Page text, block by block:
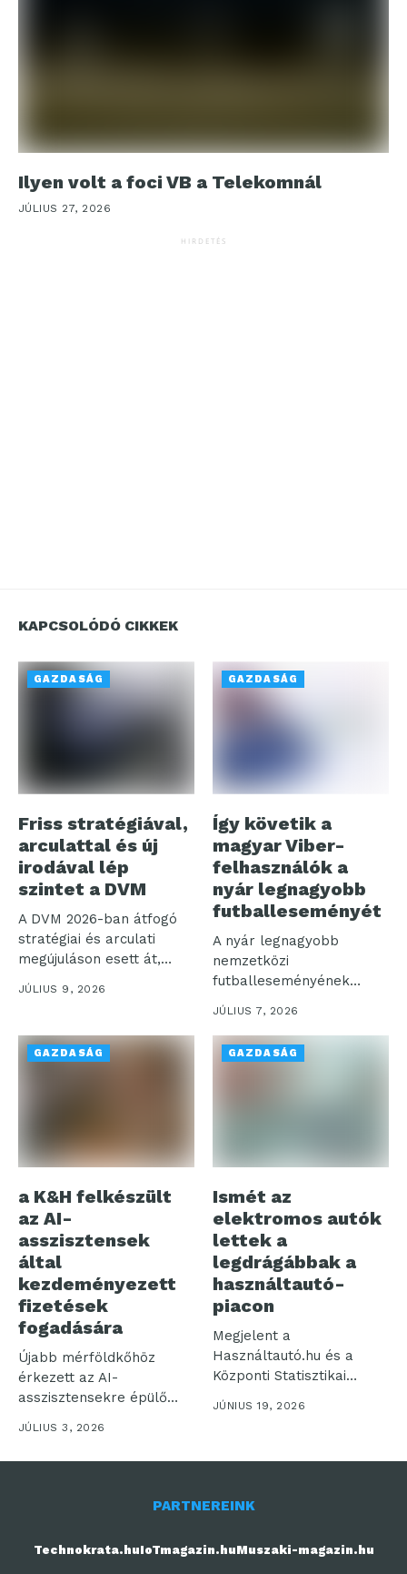
Ilyen volt a foci VB a Telekomnál
JÚLIUS 27, 2026
HIRDETÉS
KAPCSOLÓDÓ CIKKEK
GAZDASÁG
Friss stratégiával,
arculattal és új
irodával lép
szintet a DVM
A DVM 2026-ban átfogó
stratégiai és arculati
megújuláson esett át,
egyidejűleg a...
JÚLIUS 9, 2026
GAZDASÁG
Így követik a
magyar Viber-
felhasználók a
nyár legnagyobb
futballeseményét
A nyár legnagyobb
nemzetközi
futballeseményének
kapcsán a Rakuten Viber
a hivatalos magyar...
JÚLIUS 7, 2026
GAZDASÁG
a K&H felkészült
az AI-
asszisztensek
által
kezdeményezett
fizetések
fogadására
Újabb mérföldkőhöz
érkezett az AI-
asszisztensekre épülő
digitális fizetés: a
Mastercard bevezette
az...
JÚLIUS 3, 2026
GAZDASÁG
Ismét az
elektromos autók
lettek a
legdrágábbak a
használtautó-
piacon
Megjelent a
Használtautó.hu és a
Központi Statisztikai
Hivatal legfrissebb, májusi
közös statisztikája....
JÚNIUS 19, 2026
PARTNEREINK
Technokrata.huIoTmagazin.huMuszaki-magazin.hu